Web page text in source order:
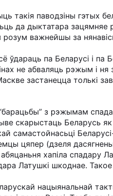
паводзіны гэтых
да дыктатара
важнейшы за
ўдараць па Беларусі і
не абваляць рэжым і
застанецца толькі
з рэжымам
скарыстаць Беларусь
самастойнасьці
цяпер (дзеля
хапіла спадару
Латушкі шкоднае.
нацыянальнай